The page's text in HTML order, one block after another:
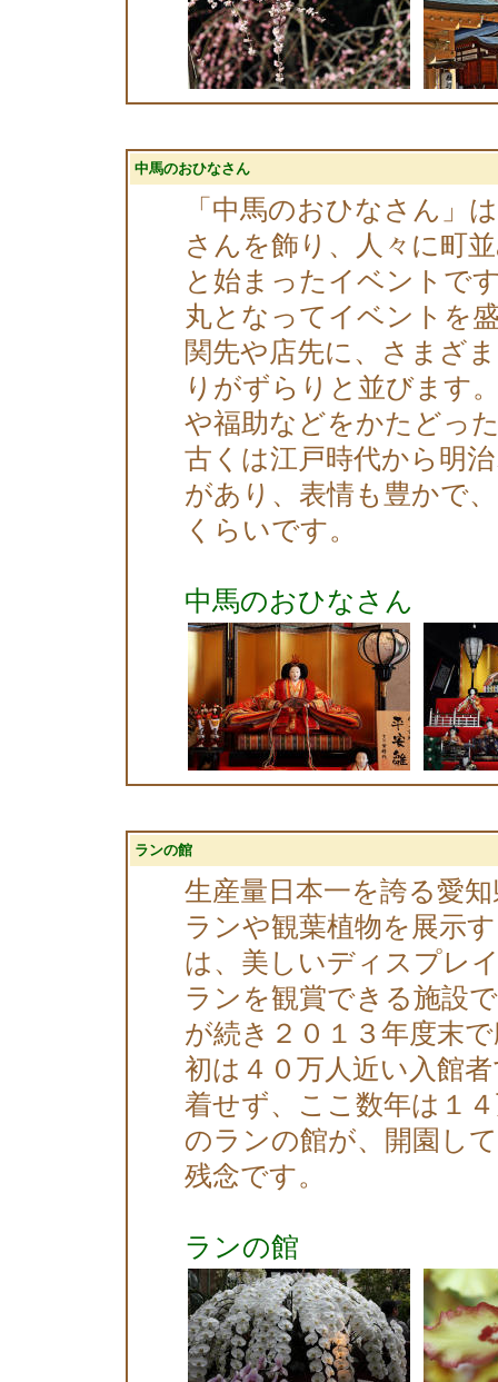
中馬のおひなさん
「中馬のおひなさん」
さんを飾り、人々に町
と始まったイベントで
丸となってイベントを
関先や店先に、さまざ
りがずらりと並びます
や福助などをかたどっ
古くは江戸時代から明
があり、表情も豊かで
くらいです。
中馬のおひなさん
ランの館
生産量日本一を誇る愛
ランや観葉植物を展示
は、美しいディスプレ
ランを観賞できる施設
が続き２０１３年度末
初は４０万人近い入館
着せず、ここ数年は１
のランの館が、開園し
残念です。
ランの館